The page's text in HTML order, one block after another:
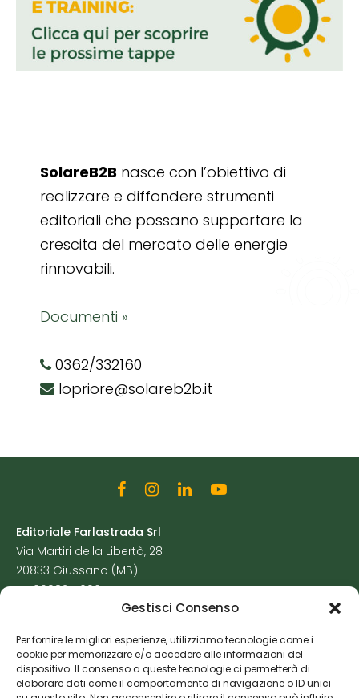
Gestisci Consenso
Per fornire le migliori esperienze, utilizziamo tecnologie come i
cookie per memorizzare e/o accedere alle informazioni del
dispositivo. Il consenso a queste tecnologie ci permetterà di
elaborare dati come il comportamento di navigazione o ID unici
SolareB2B nasce con l’obiettivo di
realizzare e diffondere strumenti
editoriali che possano supportare la
crescita del mercato delle energie
rinnovabili.
Documenti »
0362/332160
lopriore@solareb2b.it
Editoriale Farlastrada Srl
Via Martiri della Libertà, 28
20833 Giussano (MB)
P.I. 06982770965
Cookie Policy
Risorse Aggiuntive